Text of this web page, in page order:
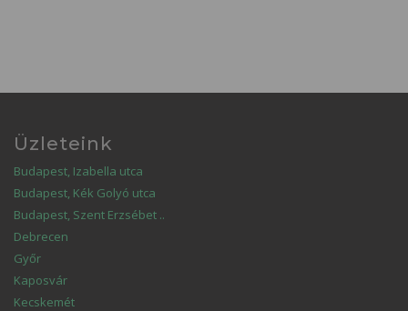
Üzleteink
Budapest, Izabella utca
Budapest, Kék Golyó utca
Budapest, Szent Erzsébet ..
Debrecen
Győr
Kaposvár
Kecskemét